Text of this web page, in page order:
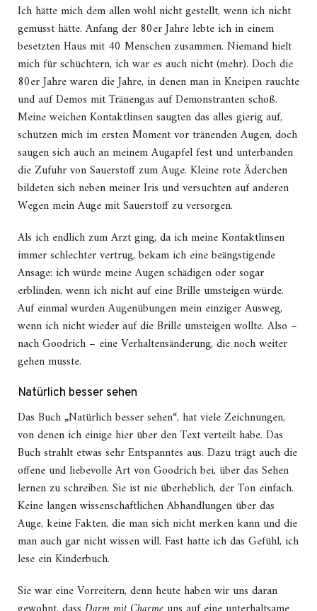
Ich hätte mich dem allen wohl nicht gestellt, wenn ich nicht
gemusst hätte. Anfang der 80er Jahre lebte ich in einem
besetzten Haus mit 40 Menschen zusammen. Niemand hielt
mich für schüchtern, ich war es auch nicht (mehr). Doch die
80er Jahre waren die Jahre, in denen man in Kneipen rauchte
und auf Demos mit Tränengas auf Demonstranten schoß.
Meine weichen Kontaktlinsen saugten das alles gierig auf,
schützen mich im ersten Moment vor tränenden Augen, doch
saugen sich auch an meinem Augapfel fest und unterbanden
die Zufuhr von Sauerstoff zum Auge. Kleine rote Äderchen
bildeten sich neben meiner Iris und versuchten auf anderen
Wegen mein Auge mit Sauerstoff zu versorgen.
Als ich endlich zum Arzt ging, da ich meine Kontaktlinsen
immer schlechter vertrug, bekam ich eine beängstigende
Ansage: ich würde meine Augen schädigen oder sogar
erblinden, wenn ich nicht auf eine Brille umsteigen würde.
Auf einmal wurden Augenübungen mein einziger Ausweg,
wenn ich nicht wieder auf die Brille umsteigen wollte. Also –
nach Goodrich – eine Verhaltensänderung, die noch weiter
gehen musste.
Natürlich besser sehen
Das Buch „Natürlich besser sehen“, hat viele Zeichnungen,
von denen ich einige hier über den Text verteilt habe. Das
Buch strahlt etwas sehr Entspanntes aus. Dazu trägt auch die
offene und liebevolle Art von Goodrich bei, über das Sehen
lernen zu schreiben. Sie ist nie überheblich, der Ton einfach.
Keine langen wissenschaftlichen Abhandlungen über das
Auge, keine Fakten, die man sich nicht merken kann und die
man auch gar nicht wissen will. Fast hatte ich das Gefühl, ich
lese ein Kinderbuch.
Sie war eine Vorreitern, denn heute haben wir uns daran